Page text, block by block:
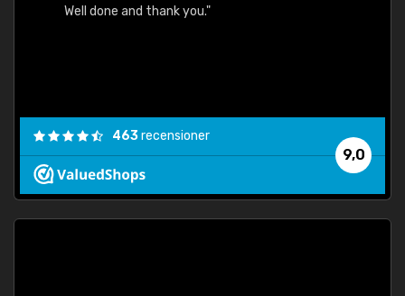
Well done and thank you."
9,0
463recensioner